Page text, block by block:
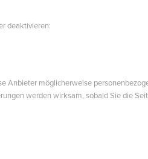
deaktivieren:
möglicherweise
werden wirksam, sobald Sie die